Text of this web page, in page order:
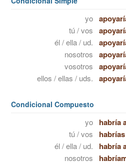
yo
tú / vos
él / ella / ud.
nosotros
vosotros
ellos / ellas / uds.
Condicional Compuesto
yo habría
tú / vos
él / ella / ud. habría
nosotros